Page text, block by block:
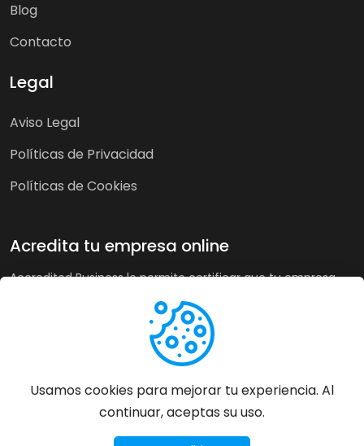
Blog
Contacto
Legal
Aviso Legal
Políticas de Privacidad
Políticas de Cookies
Acredita tu empresa online
Accredited Business le permite certificar que tu empresa
calidad. A su vez, en tiendas online puede recoger la opinión
de sus clientes de forma imparcial y acreditar su buen
servicio a los clientes de forma automática incrementando
Más información
Usamos cookies para mejorar tu experiencia. Al
continuar, aceptas su uso.